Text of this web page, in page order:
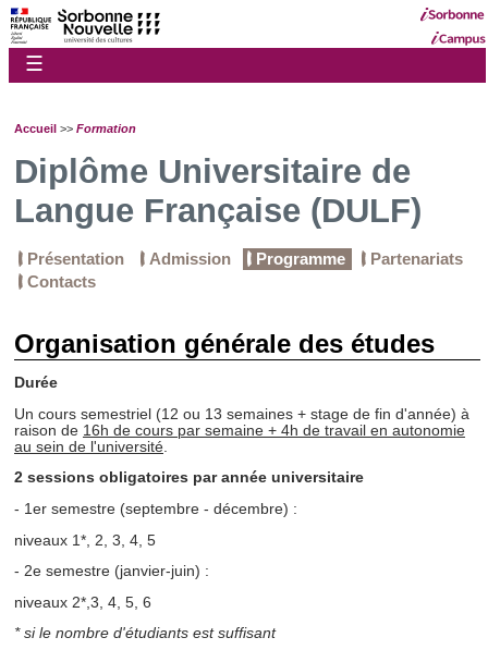
☰
Accueil >> Formation
Diplôme Universitaire de
Langue Française (DULF)
Présentation Admission Programme
Partenariats
Contacts
Organisation générale des études
Durée
Un cours semestriel (12 ou 13 semaines + stage de fin d'année) à
raison de 16h de cours par semaine + 4h de travail en autonomie
au sein de l'université
2 sessions obligatoires par année universitaire
- 1er semestre (septembre - décembre) :
niveaux 1*, 2, 3, 4, 5
- 2e semestre (janvier-juin) :
niveaux 2*,3, 4, 5, 6
* si le nombre d'étudiants est suffisant